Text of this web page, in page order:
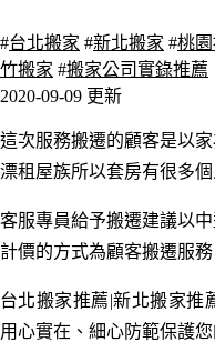
#台北搬家 #新北搬家 #桃
竹搬家 #搬家公司實錄推薦
2020-09-09 更新
這次服務搬遷的顧客是以
漂租屋族所以套房有很多
客服專員給予搬遷建議以
計價的方式為顧客搬遷服務
台北搬家推薦|新北搬家推
用心實在、細心防範保護